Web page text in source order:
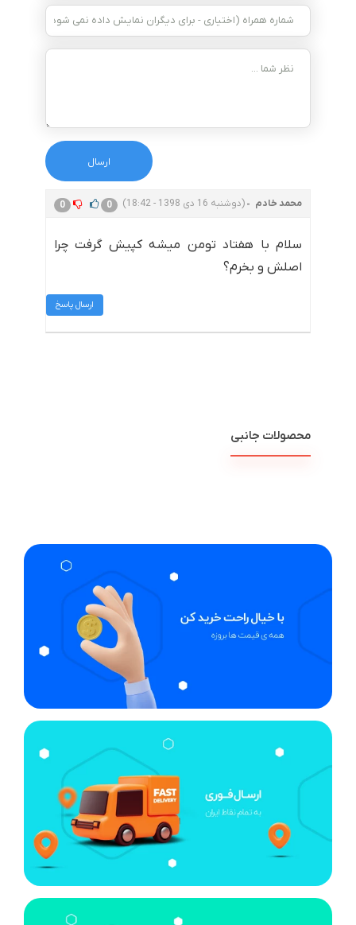
محمد خادم (دوشنبه 16 دی 1398 - 18:42) 0 0
سلام با هفتاد تومن میشه کپیش گرفت چرا
اصلش و بخرم؟
ارسال پاسخ
محصولات جانبی